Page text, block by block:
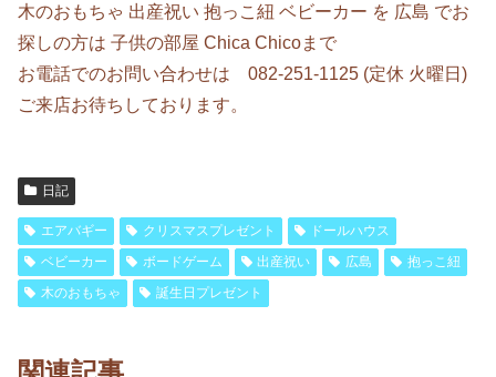
木のおもちゃ 出産祝い 抱っこ紐 ベビーカー を 広島 でお
探しの方は 子供の部屋 Chica Chicoまで
お電話でのお問い合わせは 082-251-1125 (定休 火曜日)
ご来店お待ちしております。
日記
エアバギー クリスマスプレゼント
ドールハウス
ベビーカー
ボードゲーム 出産祝い 広島
抱っこ紐
木のおもちゃ
誕生日プレゼント